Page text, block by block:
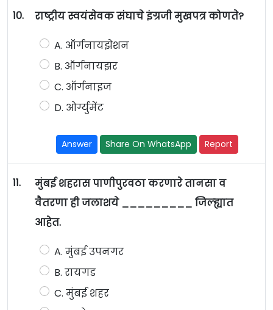
10. राष्ट्रीय स्वयंसेवक संघाचे इंग्रजी मुखपत्र कोणते?
A. ऑर्गनायझेशन
B. ऑर्गनायझर
C. ऑर्गनाइज
D. ओर्ग्युमेंट
Answer Share On WhatsApp Report
11.
मुंबई शहरास पाणीपुरवठा करणारे तानसा व
वैतरणा ही जलाशये _________ जिल्ह्यात
आहेत.
A. मुंबई उपनगर
B. रायगड
C. मुंबई शहर